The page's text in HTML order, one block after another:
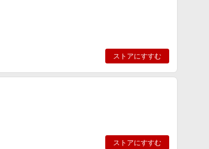
ストアにすすむ
ストアにすすむ